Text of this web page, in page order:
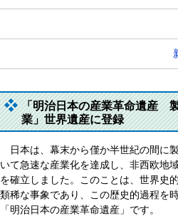
「明治日本の産業革命遺産
業」世界遺産に登録
日本は、幕末から僅か半世紀の間に
いて急速な産業化を達成し、非西欧地
を確立しました。このことは、世界史
類稀な事象であり、この歴史的過程を
「明治日本の産業革命遺産」です。